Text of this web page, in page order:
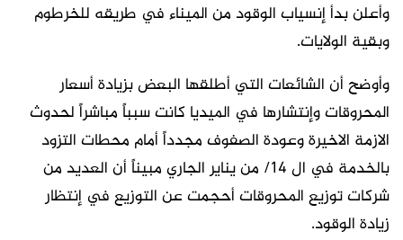
وأعلن بدأ إنسياب الوقود من الميناء في طريقه للخرطوم
وبقية الولايات.
وأوضح أن الشائعات التي أطلقها البعض بزيادة أسعار
المحروقات وإنتشارها في الميديا كانت سبباً مباشراً لحدوث
الازمة الاخيرة وعودة الصفوف مجدداً أمام محطات التزود
بالخدمة في ال 14/ من يناير الجاري مبيناً أن العديد من
شركات توزيع المحروقات أحجمت عن التوزيع في إنتظار
زيادة الوقود.